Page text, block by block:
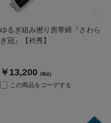
ゆるぎ組み撚り房帯締『さわら
ぎ冠』【衿秀】
￥13,200 (税込)
この商品をコーデする